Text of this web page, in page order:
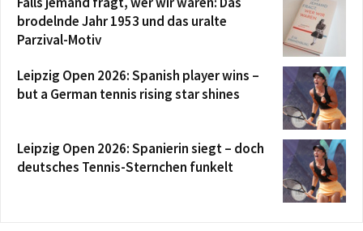
brodelnde Jahr 1953 und das uralte
Parzival-Motiv
Leipzig Open 2026: Spanish player wins –
but a German tennis rising star shines
Leipzig Open 2026: Spanierin siegt – doch
deutsches Tennis-Sternchen funkelt